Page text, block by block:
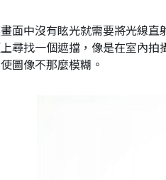
面中沒有眩光就需要將光線
尋找一個遮擋，像是在室內
圖像不那麼模糊。